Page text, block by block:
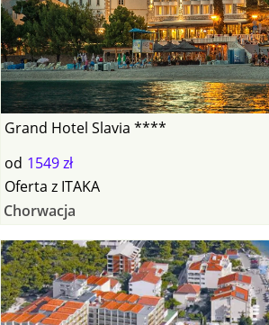
Grand Hotel Slavia ****
od 1549 zł
Oferta z ITAKA
Chorwacja